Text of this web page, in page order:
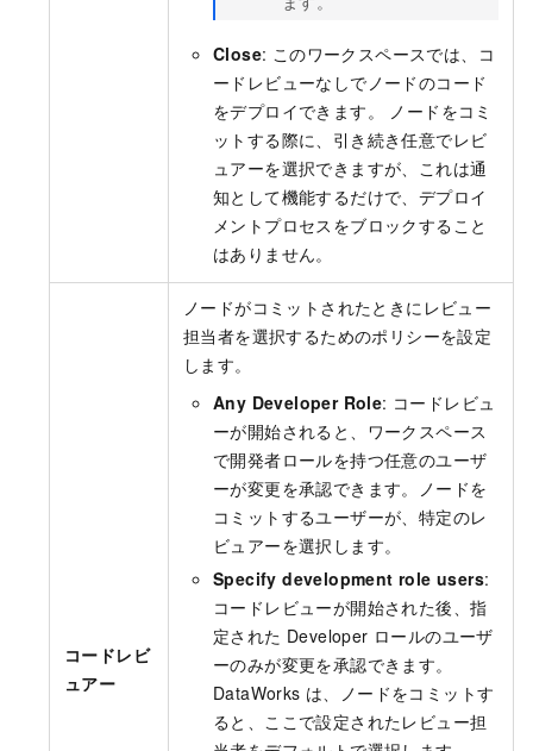
Close: このワークスペースでは、コ
ードレビューなしでノードのコード
をデプロイできます。 ノードをコミ
ットする際に、引き続き任意でレビ
ュアーを選択できますが、これは通
知として機能するだけで、デプロイ
メントプロセスをブロックすること
はありません。
コードレビ
ュアー
ノードがコミットされたときにレビュー
担当者を選択するためのポリシーを設定
します。
Any Developer Role: コードレビュ
ーが開始されると、ワークスペース
で開発者ロールを持つ任意のユーザ
ーが変更を承認できます。ノードを
コミットするユーザーが、特定のレ
ビュアーを選択します。
Specify development role users:
コードレビューが開始された後、指
定された Developer ロールのユーザ
ーのみが変更を承認できます。
DataWorks は、ノードをコミットす
ると、ここで設定されたレビュー担